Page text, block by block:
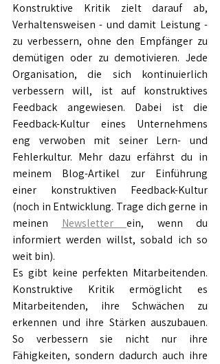
Konstruktive Kritik zielt darauf ab,
Verhaltensweisen - und damit Leistung -
zu verbessern, ohne den Empfänger zu
demütigen oder zu demotivieren. Jede
Organisation, die sich kontinuierlich
verbessern will, ist auf konstruktives
Feedback angewiesen. Dabei ist die
Feedback-Kultur eines Unternehmens
eng verwoben mit seiner Lern- und
Fehlerkultur. Mehr dazu erfährst du in
meinem Blog-Artikel zur Einführung
einer konstruktiven Feedback-Kultur
(noch in Entwicklung. Trage dich gerne in
meinen Newsletter ein, wenn du
informiert werden willst, sobald ich so
weit bin).
Es gibt keine perfekten Mitarbeitenden.
Konstruktive Kritik ermöglicht es
Mitarbeitenden, ihre Schwächen zu
erkennen und ihre Stärken auszubauen.
So verbessern sie nicht nur ihre
Fähigkeiten, sondern dadurch auch ihre